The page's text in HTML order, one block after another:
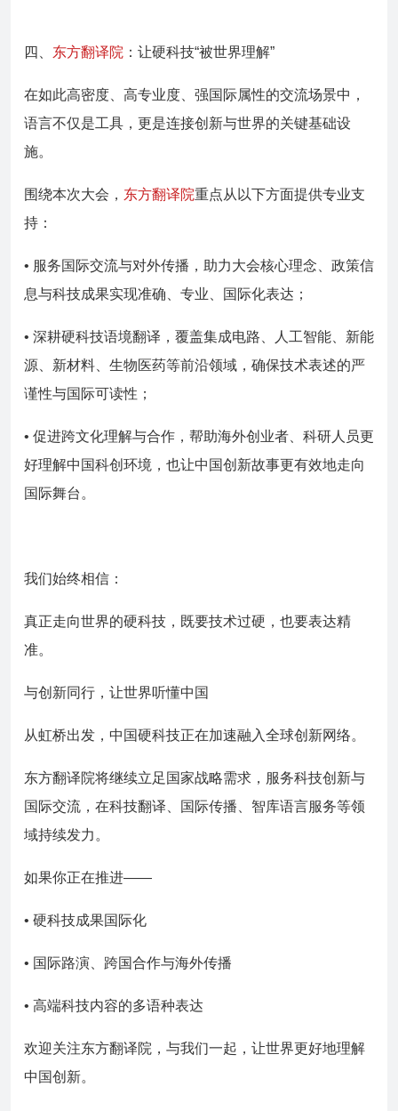
四、 东方翻译院 ：让硬科技“被世界理解”
在如此高密度、高专业度、强国际属性的交流场景中，
语言不仅是工具，更是连接创新与世界的关键基础设
施。
围绕本次大会， 东方翻译院重点从以下方面提供专业支
持：
• 服务国际交流与对外传播，助力大会核心理念、政策信
息与科技成果实现准确、专业、国际化表达；
• 深耕硬科技语境翻译，覆盖集成电路、人工智能、新能
源、新材料、生物医药等前沿领域，确保技术表述的严
谨性与国际可读性；
• 促进跨文化理解与合作，帮助海外创业者、科研人员更
好理解中国科创环境，也让中国创新故事更有效地走向
国际舞台。
我们始终相信：
真正走向世界的硬科技，既要技术过硬，也要表达精
准。
与创新同行，让世界听懂中国
从虹桥出发，中国硬科技正在加速融入全球创新网络。
东方翻译院将继续立足国家战略需求，服务科技创新与
国际交流，在科技翻译、国际传播、智库语言服务等领
域持续发力。
如果你正在推进——
• 硬科技成果国际化
• 国际路演、跨国合作与海外传播
• 高端科技内容的多语种表达
欢迎关注东方翻译院，与我们一起，让世界更好地理解
中国创新。